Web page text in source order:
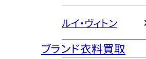
ルイ・ヴィトン
ブランド衣料買取